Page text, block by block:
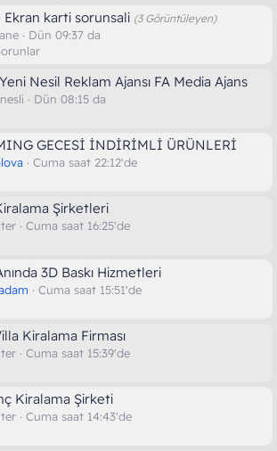
Ekran karti sorunsali (3 Görüntüleyen)
Dün 09:37 da
Nesil Reklam Ajansı FA Media Ajans
Dün 08:15 da
GECESİ İNDİRİMLİ ÜRÜNLERİ
Cuma saat 22:12'de
Şirketleri
Cuma saat 16:25'de
3D Baskı Hizmetleri
Cuma saat 15:51'de
Kiralama Firması
Cuma saat 15:39'de
Kiralama Şirketi
Cuma saat 14:43'de